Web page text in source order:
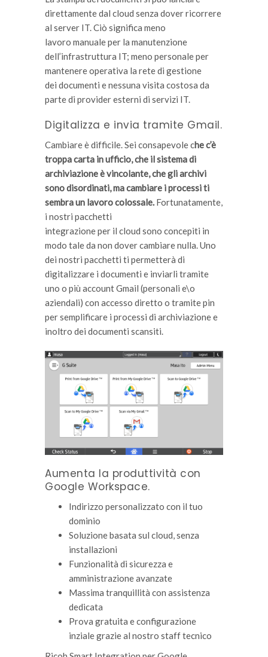
direttamente dal cloud senza dover ricorrere
al server IT. Ciò significa meno
lavoro manuale per la manutenzione
dell’infrastruttura IT; meno personale per
mantenere operativa la rete di gestione
dei documenti e nessuna visita costosa da
parte di provider esterni di servizi IT.
Digitalizza e invia tramite Gmail.
Cambiare è difficile. Sei consapevole che c’è
troppa carta in ufficio, che il sistema di
archiviazione è vincolante, che gliarchivi
sono disordinati, ma cambiare i processi ti
sembra un lavoro colossale. Fortunatamente,
i nostri pacchetti
integrazione per il cloud sono concepiti in
modo tale da non dover cambiare nulla. Uno
dei nostri pacchetti ti permetterà di
digitalizzare i documenti e inviarli tramite
uno o più account Gmail (personali e\o
aziendali) con accesso diretto o tramite pin
per semplificare i processi di archiviazione e
inoltro dei documenti scansiti.
Aumenta la produttività con
Google Workspace.
Indirizzo personalizzato con il tuo
dominio
Soluzione basata sul cloud, senza
installazioni
Funzionalità di sicurezza e
amministrazione avanzate
Massima tranquillità con assistenza
dedicata
Prova gratuita e configurazione
inziale grazie al nostro staff tecnico